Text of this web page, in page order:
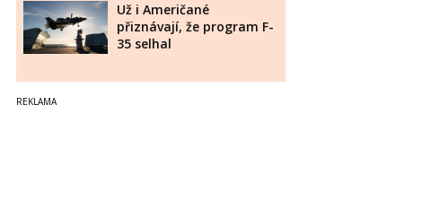
Už i Američané
přiznávají, že program F-
35 selhal